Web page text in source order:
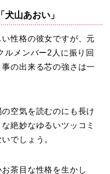
山あおい」
性格の彼女ですが、元
ルメンバー2人に振り回
の出来る芯の強さは一
空気を読むのにも長け
絶妙なゆるいツッコミ
でしょう。
茶目な性格を生かし